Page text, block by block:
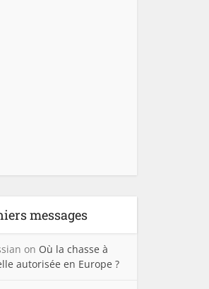
messages
on Où la chasse à
autorisée en Europe ?